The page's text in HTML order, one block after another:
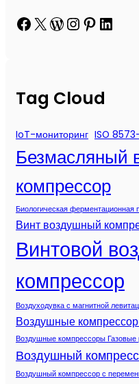
Facebook X WordPress InstagramPinterest LinkedIn
Tag Cloud
IoT-мониторинг ISO
Безмасляный
компрессор
Биологическая
Винт воздушный
Винтовой
компрессор
Воздуходувка с магнитной
Воздушные
Воздушные компрессоры Газовые
Воздушный
Воздушный компрессор с